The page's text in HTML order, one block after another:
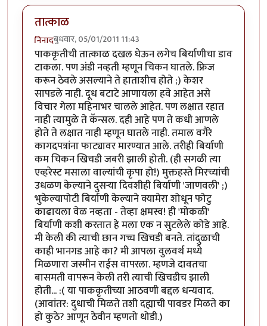
तात्काळ
निनादबुधवार, 05/01/2011 11:43
पाककृतीची तात्काळ दखल घेऊन लगेच बिर्याणीचा डाव
टाकला. पण अंडी नव्हती म्हणून चिकन घातले. फ्रिज
करून ठेवले असल्याने ते हाताशीच होते ;) केशर
सापडले नाही. दूध बटाटे आणायला हवे आहेत असे
विचार गेला महिनाभर चालले आहेत. पण लक्षात रहात
नाही त्यामुळे ते कॅन्सल. दही आहे पण ते कधी आणले
होते ते लक्षात नाही म्हणून घातले नाही. तमाल वगैरे
कागदपत्रांना फाट्यावर मारण्यात आले. तरीही बिर्याणी
कम चिकन खिचडी जबरी झाली होती. (ही सगळी त्या
एव्हरेस्ट मसाला वाल्यांची कृपा हो!) मुक्तहस्ते मिरच्यांची
उधळण केल्याने दुसर्‍या दिवशीही बिर्याणी 'जाणवली' ;)
भुकेल्यापोटी बिर्याणी केल्याने क्यामेरा शोधून फोटु
काढायला वेळ नव्हता - तेव्हा क्षमस्व! ही 'मोकळी'
बिर्याणी कशी करतात हे मला एक न सुटलेले कोडे आहे.
मी केली की त्याची छान गच्च खिचडी बनते. तांदुळाची
काही भानगड आहे का? मी आपला वुलवर्थ मध्ये
मिळणारा जस्मीन राईस वापरला. म्हणजे दावतचा
बासमती वापरून केली तरी त्याची खिचडीच झाली
होती... :( या पाककृतीच्या आठवणी बद्दल धन्यवाद.
(आवांतर: दुधाची मिळते तशी दह्याची पावडर मिळते का
हो कुठे? आणून ठेवीन म्हणतो थोडी.)